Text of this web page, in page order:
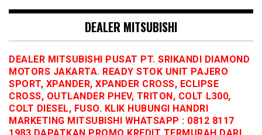
DEALER MITSUBISHI
DEALER MITSUBISHI PUSAT PT. SRIKANDI DIAMOND
MOTORS JAKARTA. READY STOK UNIT PAJERO
SPORT, XPANDER, XPANDER CROSS, ECLIPSE
CROSS, OUTLANDER PHEV, TRITON, COLT L300,
COLT DIESEL, FUSO. KLIK HUBUNGI HANDRI
MARKETING MITSUBISHI WHATSAPP : 0812 8117